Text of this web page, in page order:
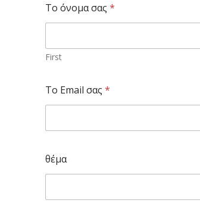
Το όνομα σας *
First
Το Email σας *
θέμα